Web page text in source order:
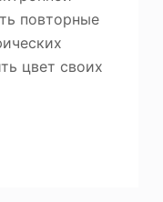
повторные
цвет своих